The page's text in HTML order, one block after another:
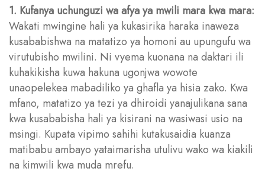
1. Kufanya uchunguzi wa afya ya mwili mara kwa mara:
Wakati mwingine hali ya kukasirika haraka inaweza
kusababishwa na matatizo ya homoni au upungufu wa
virutubisho mwilini. Ni vyema kuonana na daktari ili
kuhakikisha kuwa hakuna ugonjwa wowote
unaopelekea mabadiliko ya ghafla ya hisia zako. Kwa
mfano, matatizo ya tezi ya dhiroidi yanajulikana sana
kwa kusababisha hali ya kisirani na wasiwasi usio na
msingi. Kupata vipimo sahihi kutakusaidia kuanza
matibabu ambayo yataimarisha utulivu wako wa kiakili
na kimwili kwa muda mrefu.